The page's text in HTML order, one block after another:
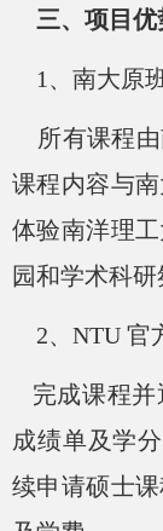
三、项目优
1、南大原
所有课程
课程内容与
体验南洋理
园和学术科研
2、NTU 官
完成课程
成绩单及学
续申请硕士